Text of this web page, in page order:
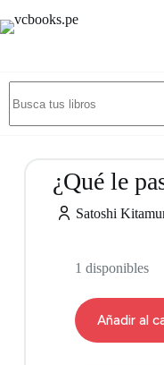
¿Qué le
Satoshi
1 disponibles
Añadir al